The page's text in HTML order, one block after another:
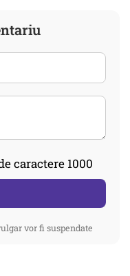
caractere 1000
vor fi suspendate